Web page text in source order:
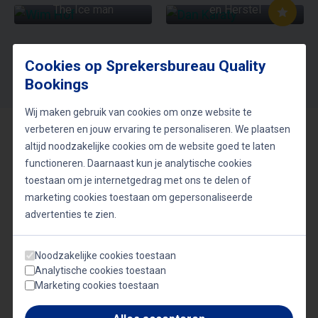
The Ice man
en Herstel
Volgende
De kracht van doorzettingsvermogen
Doorzettingsvermogen is een essentiële
eigenschap in zowel het persoonlijke als
professionele leven. Onze sprekers bieden
doorzettingsvermogen kan leiden tot succes en
voldoening. Zij belichten onderwerpen zoals het
omgaan met angsten, het overwinnen van
Cookies op Sprekersbureau Quality
Bookings
Wij maken gebruik van cookies om onze website te
verbeteren en jouw ervaring te personaliseren. We plaatsen
altijd noodzakelijke cookies om de website goed te laten
functioneren. Daarnaast kun je analytische cookies
toestaan om je internetgedrag met ons te delen of
marketing cookies toestaan om gepersonaliseerde
advertenties te zien.
Noodzakelijke cookies toestaan
Analytische cookies toestaan
Marketing cookies toestaan